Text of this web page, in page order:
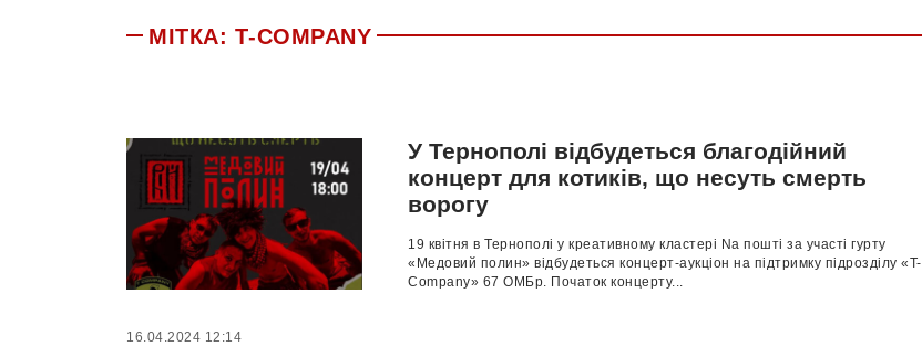
МІТКА: Т-СOMPANY
У Тернополі відбудеться благодійний
концерт для котиків, що несуть смерть
ворогу
19 квітня в Тернополі у креативному кластері Na пошті за участі гурту
«Медовий полин» відбудеться концерт-аукціон на підтримку підрозділу «T-
Company» 67 ОМБр. Початок концерту...
16.04.2024 12:14